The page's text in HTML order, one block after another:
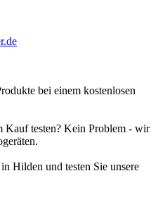
bei einem kostenlosen
Kauf testen? Kein Problem - wir
Hilden und testen Sie unsere